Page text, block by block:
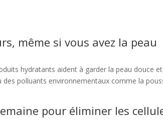
même si vous avez la peau
hydratants aident à garder la peau douce et
polluants environnementaux comme la
pour éliminer les